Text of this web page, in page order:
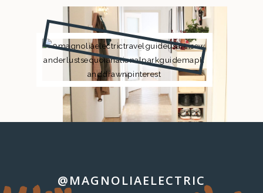
@MAGNOLIAELECTRIC